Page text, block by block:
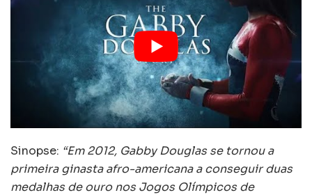
Sinopse: “Em 2012, Gabby Douglas se tornou a
primeira ginasta afro-americana a conseguir duas
medalhas de ouro nos Jogos Olímpicos de